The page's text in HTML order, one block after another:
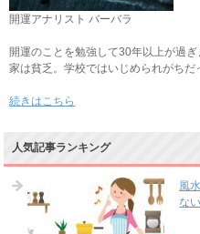
開運アナリスト バーバラ
開運のことを勉強して30年以上が過
家は貧乏。学校ではいじめられがちだ
続きはこちら
人気記事ランキング
風
な